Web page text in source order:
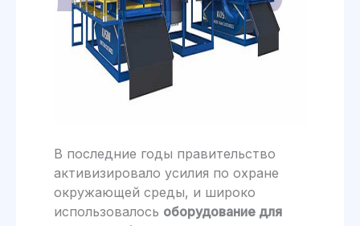
В последние годы правительство
активизировало усилия по охране
окружающей среды, и широко
использовалось оборудование для